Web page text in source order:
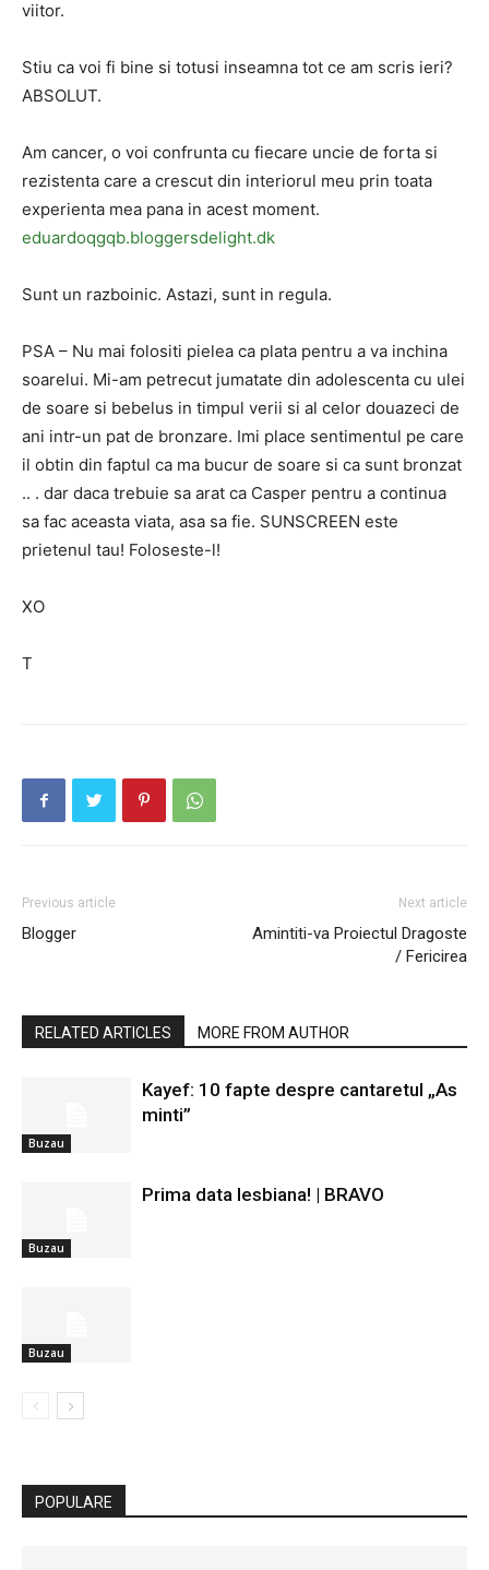
viitor.
Stiu ca voi fi bine si totusi inseamna tot ce am scris ieri?
ABSOLUT.
Am cancer, o voi confrunta cu fiecare uncie de forta si
rezistenta care a crescut din interiorul meu prin toata
experienta mea pana in acest moment.
eduardoqgqb.bloggersdelight.dk
Sunt un razboinic. Astazi, sunt in regula.
PSA – Nu mai folositi pielea ca plata pentru a va inchina
soarelui. Mi-am petrecut jumatate din adolescenta cu ulei
de soare si bebelus in timpul verii si al celor douazeci de
ani intr-un pat de bronzare. Imi place sentimentul pe care
il obtin din faptul ca ma bucur de soare si ca sunt bronzat
.. . dar daca trebuie sa arat ca Casper pentru a continua
sa fac aceasta viata, asa sa fie. SUNSCREEN este
prietenul tau! Foloseste-l!
XO
T
Previous article
Blogger
Next article
Amintiti-va Proiectul Dragoste
/ Fericirea
RELATED ARTICLES MORE FROM AUTHOR
Buzau
Kayef: 10 fapte despre cantaretul „As
minti”
Buzau
Prima data lesbiana! | BRAVO
Buzau
POPULARE